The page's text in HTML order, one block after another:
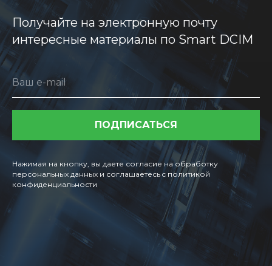
Получайте на электронную почту
интересные материалы по Smart DCIM
Ваш e-mail
ПОДПИСАТЬСЯ
Нажимая на кнопку, вы даете согласие на обработку
персональных данных и соглашаетесь c политикой
конфиденциальности